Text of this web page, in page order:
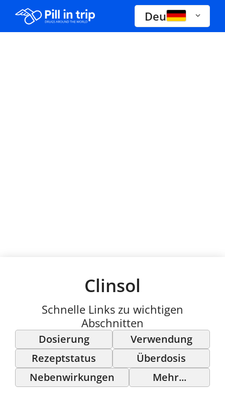
Drogen A-Z Deu
Clinsol
Schnelle Links zu wichtigen
Abschnitten
Dosierung
Verwendung
Rezeptstatus
Überdosis
Nebenwirkungen
Mehr...